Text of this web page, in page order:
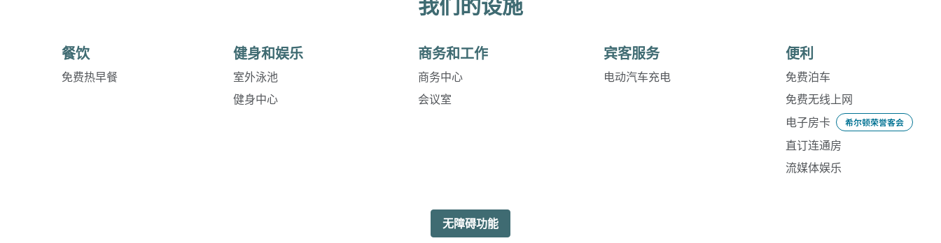
我们的设施
餐饮
免费热早餐
健身和娱乐
室外泳池
健身中心
商务和工作
商务中心
会议室
宾客服务
电动汽车充电
便利
免费泊车
免费无线上网
电子房卡
希尔顿荣誉客会
直订连通房
流媒体娱乐
无障碍功能